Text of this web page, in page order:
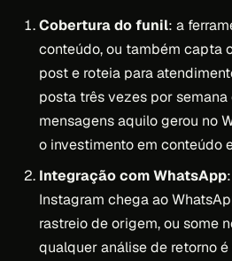
Cobertura do funil: a
conteúdo, ou também capta
post e roteia para
posta três vezes por
mensagens aquilo gerou no
o investimento em conteúdo
Integração com WhatsApp
Instagram chega ao
rastreio de origem, ou some
qualquer análise de retorno